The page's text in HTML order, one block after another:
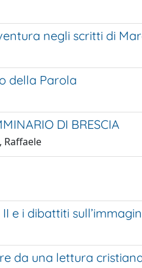
negli scritti di
della Parola
DI BRESCIA
Raffaele
e i dibattiti
da una lettura